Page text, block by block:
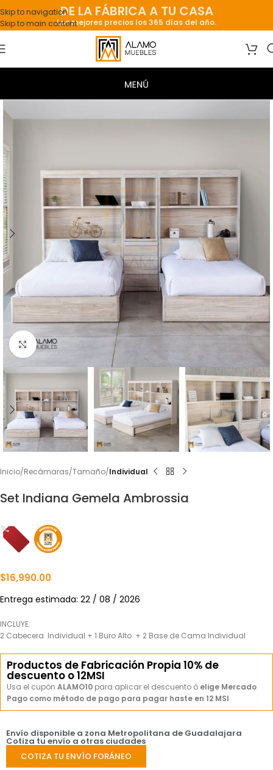
Skip to navigation
Skip to main content
DE LA FÁBRICA A TU CASA
Los mejores precios los 365 días del año.
Click to enlarge
Inicio Recámaras Tamaño Individual
Set Indiana Gemela Ambrossia
$16,990.00
Entrega estimada: 22 / 08 / 2026
INCLUYE:
2 Cabecera Individual + 1 Buro Alto + 2 Base de Cama Individual
Productos de Fabricación Propia 10% de
descuento o 12MSI
Usa el cupón ALAMO10 para aplicar el descuento ó elige Mercado
Pago como método de pago para pagar haste en 12 MSI
Envío disponible a zona Metropolitana de Guadalajara
Cotiza tu envío a otras ciudades
COTIZA TU ENVÍO FORÁNEO